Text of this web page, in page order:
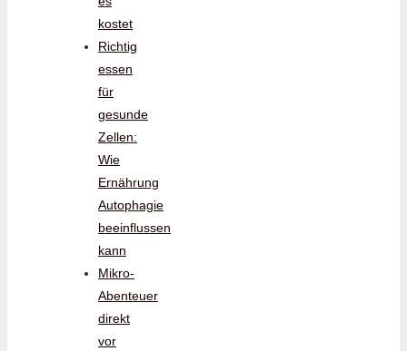
kostet
Richtig
essen
für
gesunde
Zellen:
Wie
Ernährung
Autophagie
beeinflussen
kann
Mikro-
Abenteuer
direkt
vor